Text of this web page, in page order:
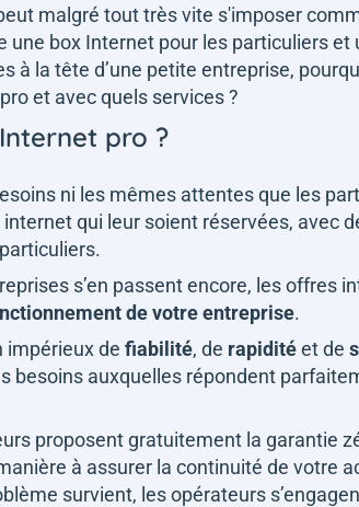
malgré tout très vite s'imposer
une box Internet pour les particuliers et
à la tête d’une petite entreprise,
et avec quels services ?
pro ?
ni les mêmes attentes que les
qui leur soient réservées, avec
s’en passent encore, les offres
de votre entreprise.
impérieux de fiabilité, de rapiditéet de
besoins auxquelles répondent
proposent gratuitement la garantie
à assurer la continuité de votre
survient, les opérateurs